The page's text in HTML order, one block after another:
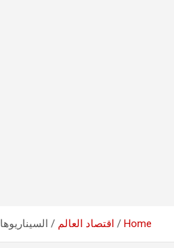
Home اقتصاد العالم